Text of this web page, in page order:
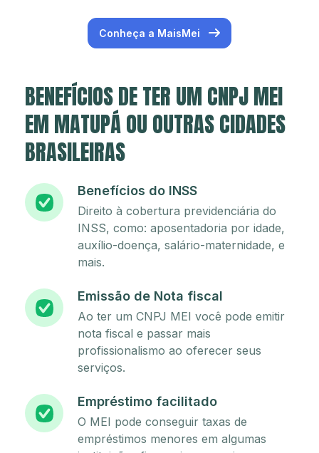
Conheça a MaisMei
BENEFÍCIOS DE TER UM CNPJ MEI
EM MATUPÁ OU OUTRAS CIDADES
BRASILEIRAS
Benefícios do INSS
Direito à cobertura previdenciária do
INSS, como: aposentadoria por idade,
auxílio-doença, salário-maternidade, e
mais.
Emissão de Nota fiscal
Ao ter um CNPJ MEI você pode emitir
nota fiscal e passar mais
profissionalismo ao oferecer seus
serviços.
Empréstimo facilitado
O MEI pode conseguir taxas de
empréstimos menores em algumas